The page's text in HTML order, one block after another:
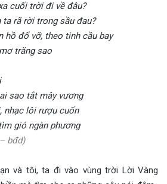
cuối trời đi về đâu?
ta rã rời trong sầu đau?
hồ đổ vỡ, theo tinh cầu bay
trăng sao
sao tắt mây vương
nhạc lôi rượu cuốn
gió ngàn phương
bđd)
và tôi, ta đi vào vùng trời Lời Vàng